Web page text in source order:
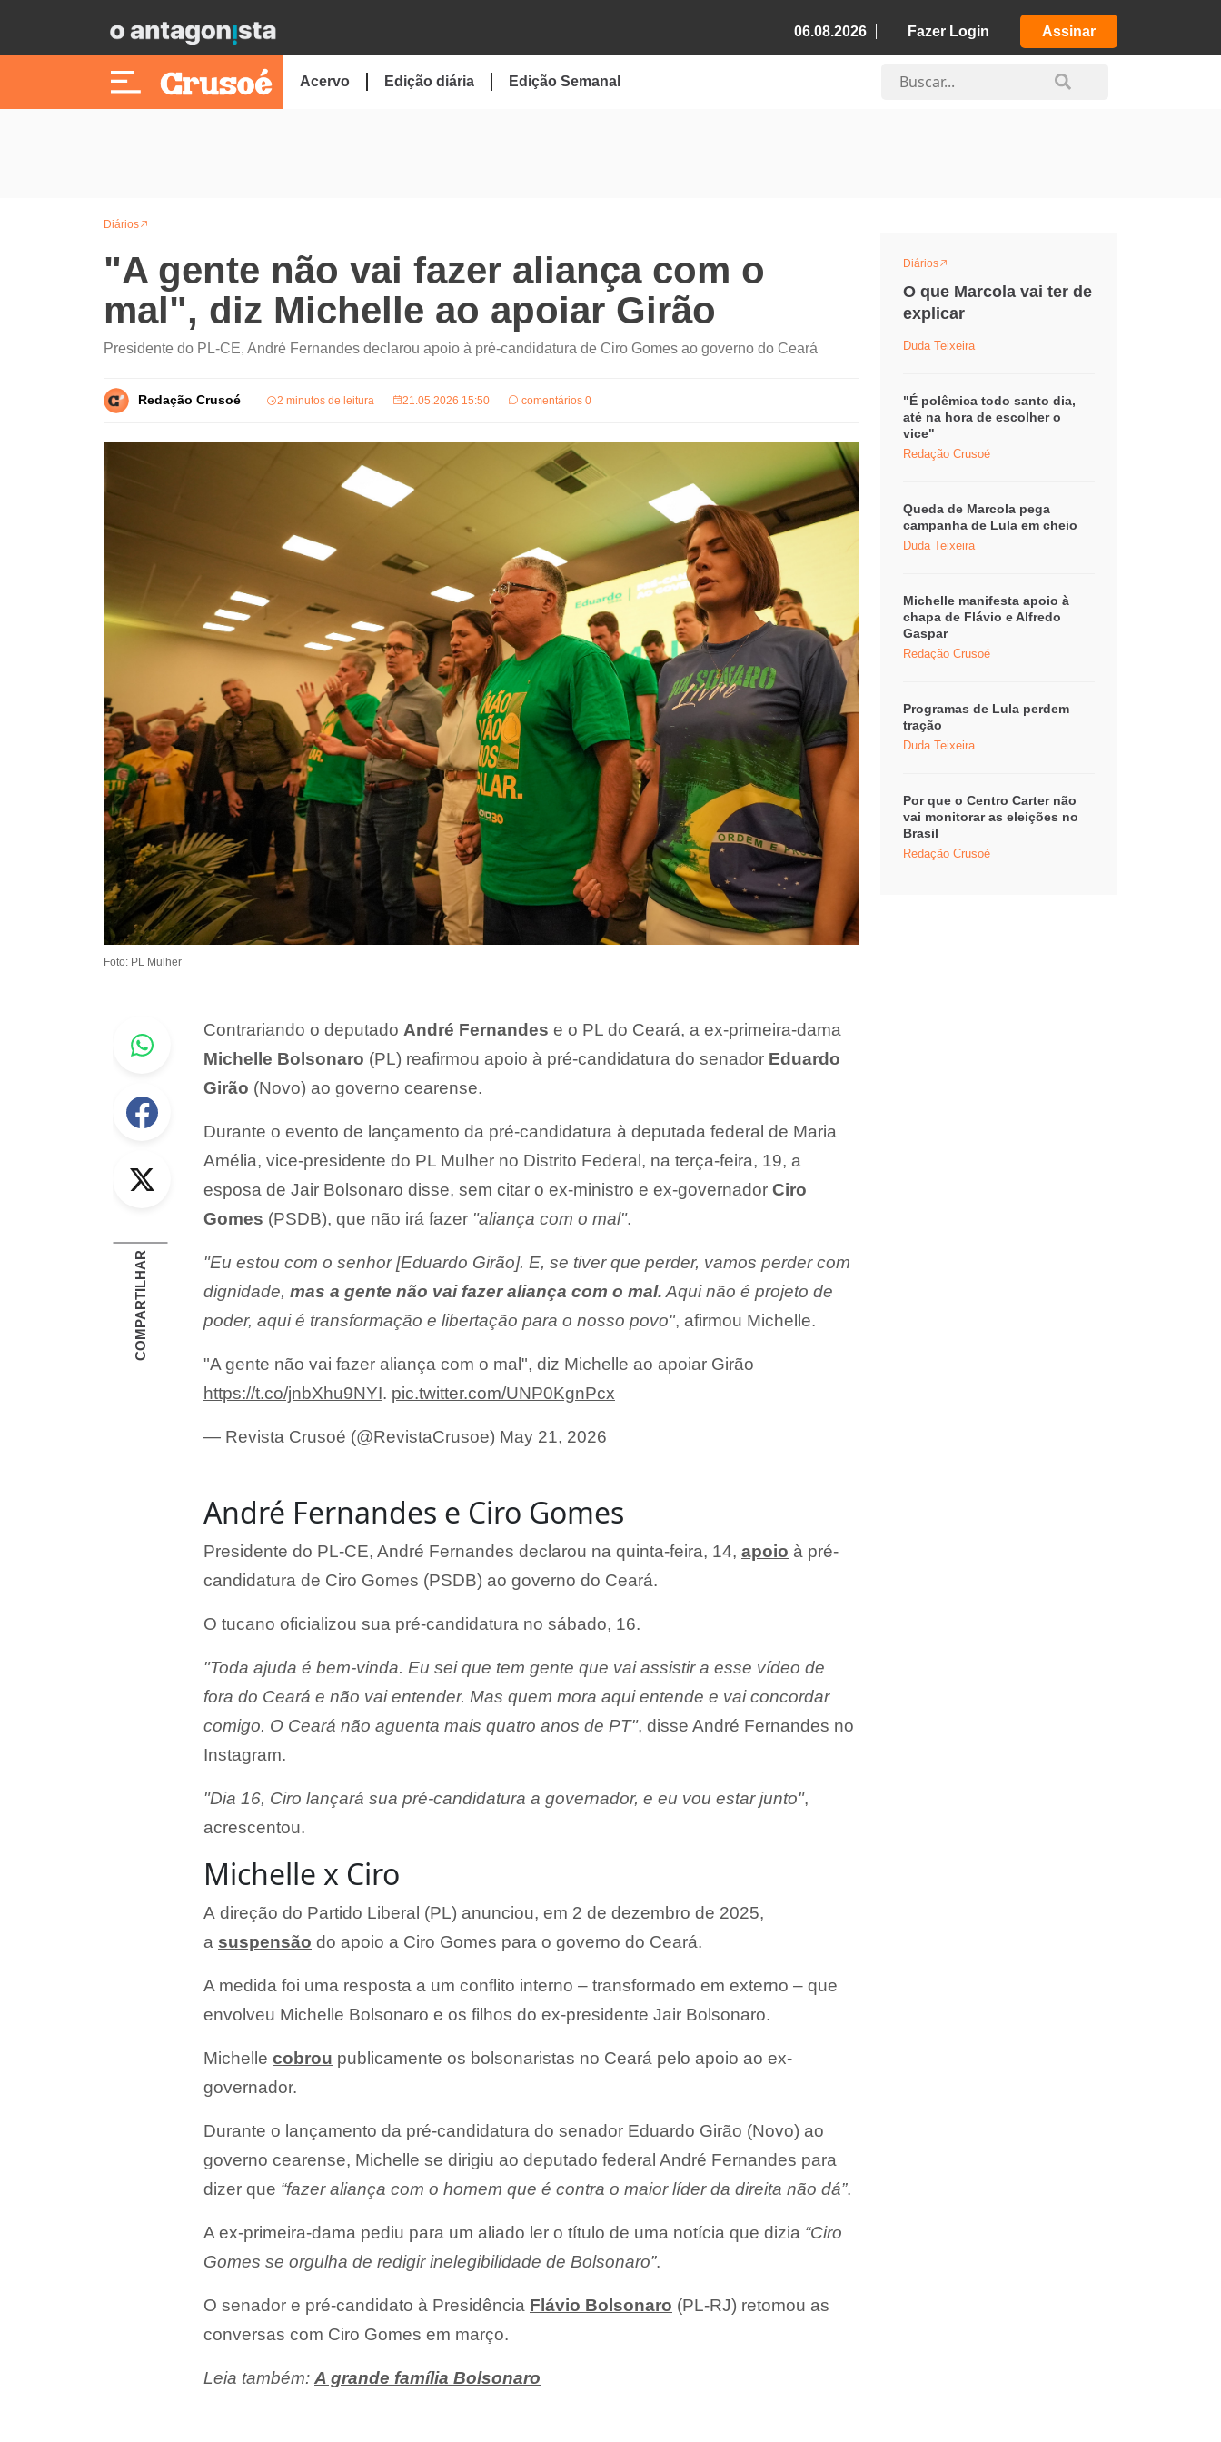
06.08.2026 Fazer Login Assinar
Acervo Edição diária Edição Semanal
Diários
"A gente não vai fazer aliança com o
mal", diz Michelle ao apoiar Girão
Presidente do PL-CE, André Fernandes declarou apoio à pré-candidatura de Ciro Gomes ao governo do Ceará
Redação Crusoé 2 minutos de leitura 21.05.2026 15:50 comentários 0
Foto: PL Mulher
Whastapp
Facebook
Twitter
COMPARTILHAR
Contrariando o deputado André Fernandes e o PL do Ceará, a ex-primeira-dama
Michelle Bolsonaro (PL) reafirmou apoio à pré-candidatura do senador Eduardo
Girão (Novo) ao governo cearense.
Durante o evento de lançamento da pré-candidatura à deputada federal de Maria
Amélia, vice-presidente do PL Mulher no Distrito Federal, na terça-feira, 19, a
esposa de Jair Bolsonaro disse, sem citar o ex-ministro e ex-governador Ciro
Gomes (PSDB), que não irá fazer "aliança com o mal".
"Eu estou com o senhor [Eduardo Girão]. E, se tiver que perder, vamos perder com
dignidade, mas a gente não vai fazer aliança com o mal. Aqui não é projeto de
poder, aqui é transformação e libertação para o nosso povo", afirmou Michelle.
"A gente não vai fazer aliança com o mal", diz Michelle ao apoiar Girão
https://t.co/jnbXhu9NYI. pic.twitter.com/UNP0KgnPcx
— Revista Crusoé (@RevistaCrusoe) May 21, 2026
André Fernandes e Ciro Gomes
Presidente do PL-CE, André Fernandes declarou na quinta-feira, 14, apoio à pré-
candidatura de Ciro Gomes (PSDB) ao governo do Ceará.
O tucano oficializou sua pré-candidatura no sábado, 16.
"Toda ajuda é bem-vinda. Eu sei que tem gente que vai assistir a esse vídeo de
fora do Ceará e não vai entender. Mas quem mora aqui entende e vai concordar
comigo. O Ceará não aguenta mais quatro anos de PT", disse André Fernandes no
Instagram.
"Dia 16, Ciro lançará sua pré-candidatura a governador, e eu vou estar junto",
acrescentou.
Michelle x Ciro
A direção do Partido Liberal (PL) anunciou, em 2 de dezembro de 2025,
a suspensão do apoio a Ciro Gomes para o governo do Ceará.
A medida foi uma resposta a um conflito interno – transformado em externo – que
envolveu Michelle Bolsonaro e os filhos do ex-presidente Jair Bolsonaro.
Michelle cobrou publicamente os bolsonaristas no Ceará pelo apoio ao ex-
governador.
Durante o lançamento da pré-candidatura do senador Eduardo Girão (Novo) ao
governo cearense, Michelle se dirigiu ao deputado federal André Fernandes para
dizer que “fazer aliança com o homem que é contra o maior líder da direita não dá”.
A ex-primeira-dama pediu para um aliado ler o título de uma notícia que dizia “Ciro
Gomes se orgulha de redigir inelegibilidade de Bolsonaro”.
O senador e pré-candidato à Presidência Flávio Bolsonaro (PL-RJ) retomou as
conversas com Ciro Gomes em março.
Leia também: A grande família Bolsonaro
Diários
O que Marcola vai ter de
explicar
Duda Teixeira
"É polêmica todo santo dia,
até na hora de escolher o
vice"
Redação Crusoé
Queda de Marcola pega
campanha de Lula em cheio
Duda Teixeira
Michelle manifesta apoio à
chapa de Flávio e Alfredo
Gaspar
Redação Crusoé
Programas de Lula perdem
tração
Duda Teixeira
Por que o Centro Carter não
vai monitorar as eleições no
Brasil
Redação Crusoé